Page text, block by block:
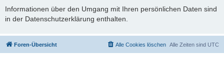
Informationen über den Umgang mit Ihren persönlichen Daten sind
in der Datenschutzerklärung enthalten.
Foren-Übersicht Alle Zeiten sind UTC
Alle Cookies löschen